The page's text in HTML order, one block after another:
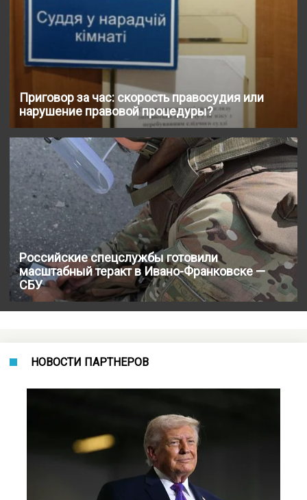
Приговор за час: скорость правосудия или
нарушение правовой процедуры?
Российские спецслужбы готовили
масштабный теракт в Ивано-Франковске —
СБУ
НОВОСТИ ПАРТНЕРОВ